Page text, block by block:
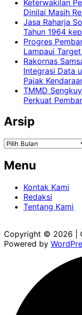
Keterwakilan
Dinilai Masih
Jasa Raharja
Tahun 1964
Progres
Lampaui
Rakornas
Integrasi Data
Pajak
TMMD
Perkuat
Arsip
Arsip
Menu
Kontak Kami
Redaksi
Tentang Kami
Copyright © 2026
Powered by